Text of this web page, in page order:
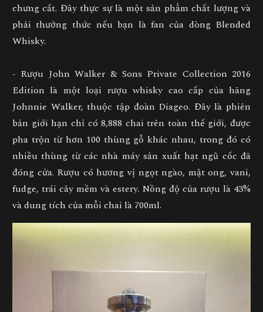
chưng cất. Đây thực sự là một sản phẩm chất lượng và
phải thưởng thức nếu bạn là fan của dòng Blended
Whisky.
- Rượu John Walker & Sons Private Collection 2016
Edition là một loại rượu whisky cao cấp của hãng
Johnnie Walker, thuộc tập đoàn Diageo. Đây là phiên
bản giới hạn chỉ có 8,888 chai trên toàn thế giới, được
pha trộn từ hơn 100 thùng gỗ khác nhau, trong đó có
nhiều thùng từ các nhà máy sản xuất hạt ngũ cốc đã
đóng cửa. Rượu có hương vị ngọt ngào, mật ong, vani,
fudge, trái cây mềm và estery. Nồng độ của rượu là 43%
và dung tích của mỗi chai là 700ml.